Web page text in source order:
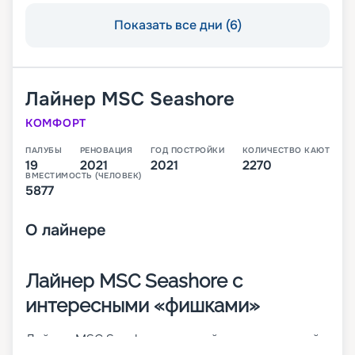
Показать все дни (6)
Лайнер MSC Seashore
КОМФОРТ
ПАЛУБЫ
19
РЕНОВАЦИЯ
2021
ГОД ПОСТРОЙКИ
2021
КОЛИЧЕСТВО КАЮТ
2270
ВМЕСТИМОСТЬ (ЧЕЛОВЕК)
5877
О лайнере
Лайнер MSC Seashore с
интересными «фишками»
Лайнер MSC Seashore – третий инновационный